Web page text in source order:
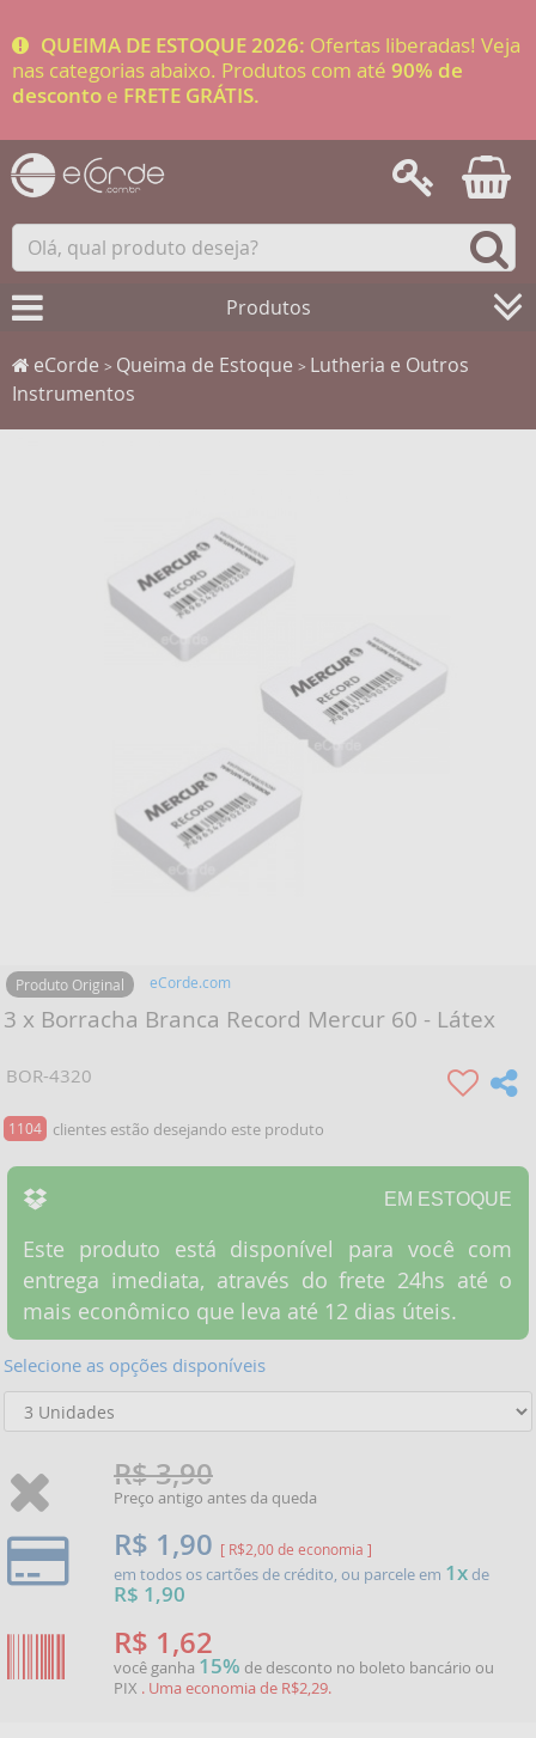
QUEIMA DE ESTOQUE 2026: Ofertas liberadas! Veja
nas categorias abaixo. Produtos com até 90% de
desconto e FRETE GRÁTIS.
Produtos
eCorde > Queima de Estoque > Lutheria e Outros
Instrumentos
Produto Original eCorde.com
3 x Borracha Branca Record Mercur 60 - Látex
BOR-4320
1104 clientes estão desejando este produto
EM ESTOQUE
Este produto está disponível para você com
entrega imediata, através do frete 24hs até o
mais econômico que leva até 12 dias úteis.
Selecione as opções disponíveis
R$ 3,90
Preço antigo antes da queda
R$ 1,90 [ R$2,00 de economia ]
em todos os cartões de crédito, ou parcele em 1x de
R$ 1,90
R$ 1,62
você ganha 15% de desconto no boleto bancário ou
PIX . Uma economia de R$2,29.